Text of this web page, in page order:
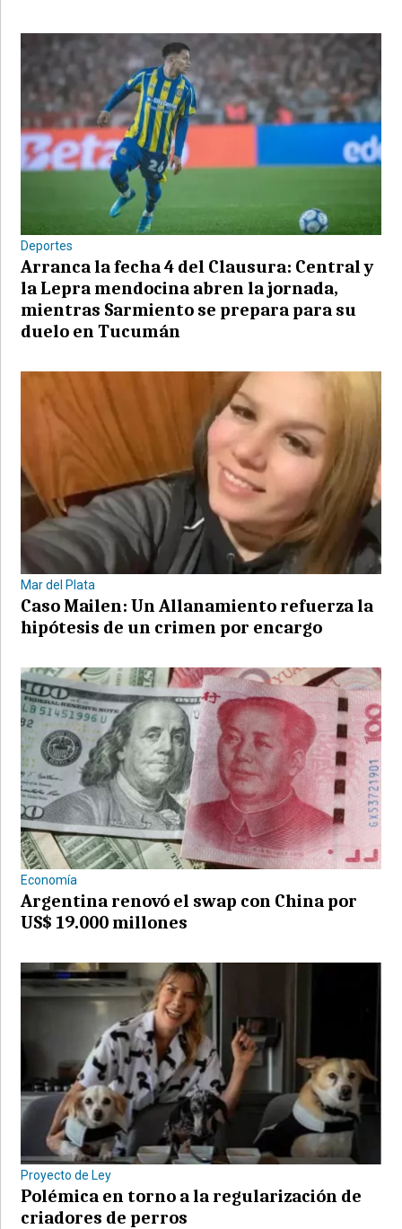
Deportes
Arranca la fecha 4 del Clausura: Central y
la Lepra mendocina abren la jornada,
mientras Sarmiento se prepara para su
duelo en Tucumán
Mar del Plata
Caso Mailen: Un Allanamiento refuerza la
hipótesis de un crimen por encargo
Economía
Argentina renovó el swap con China por
US$ 19.000 millones
Proyecto de Ley
Polémica en torno a la regularización de
criadores de perros